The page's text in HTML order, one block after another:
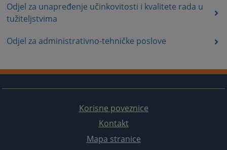
Odjel za unapređenje učinkovitosti i kvalitete rada u
tužiteljstvima
Odjel za administrativno-tehničke poslove
Korisne poveznice
Kontakt
Mapa stranice